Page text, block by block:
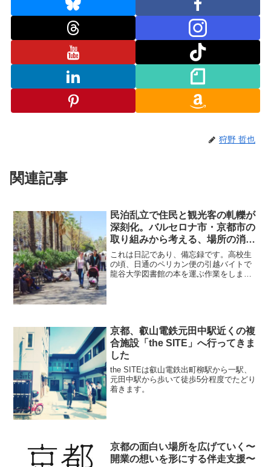
狩野 哲也
関連記事
民泊乱立で住民と観光客の軋轢が
深刻化。バルセロナ市・京都市の
取り組みから考える、場所の消費
に抗う方法とは？
これは日記であり、備忘録です。高校生
の頃、日通のペリカン便の引越バイトで
龍谷大学図書館の本を運ぶ作業をしまし
京都、叡山電鉄元田中駅近くの複
合施設「the SITE」へ行ってきま
した
the SITEは叡山電鉄出町柳駅から一駅、
元田中駅から歩いて徒歩5分程度でたどり
着きます。
京都の面白い場所を広げていく〜
開業の想いを形にする伴走支援〜